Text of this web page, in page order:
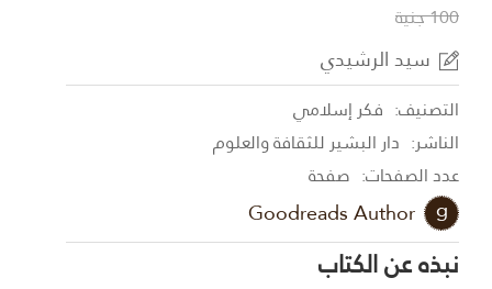
100 جنية
سيد الرشيدي
التصنيف: فكر إسلامي
الناشر: دار البشير للثقافة والعلوم
عدد الصفحات: صفحة
Goodreads Author
نبذه عن الكتاب